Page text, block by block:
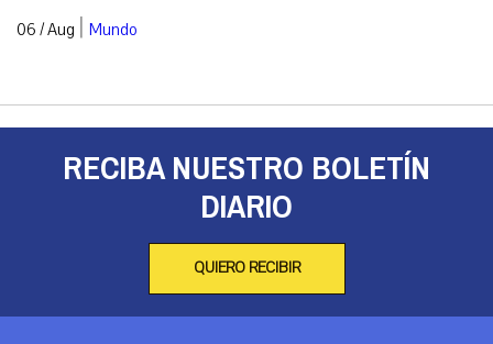
06 / Aug | Mundo
RECIBA NUESTRO BOLETÍN
DIARIO
QUIERO RECIBIR